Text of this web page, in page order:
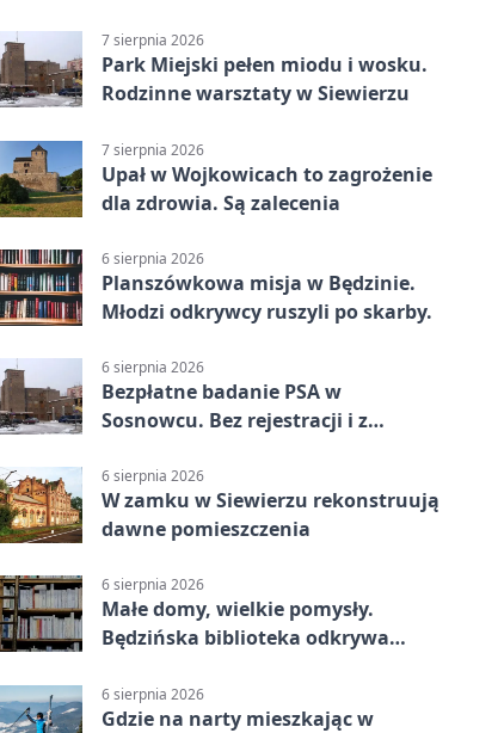
7 sierpnia 2026
Park Miejski pełen miodu i wosku.
Rodzinne warsztaty w Siewierzu
7 sierpnia 2026
Upał w Wojkowicach to zagrożenie
dla zdrowia. Są zalecenia
6 sierpnia 2026
Planszówkowa misja w Będzinie.
Młodzi odkrywcy ruszyli po skarby.
6 sierpnia 2026
Bezpłatne badanie PSA w
Sosnowcu. Bez rejestracji i z
6 sierpnia 2026
W zamku w Siewierzu rekonstruują
dawne pomieszczenia
6 sierpnia 2026
Małe domy, wielkie pomysły.
Będzińska biblioteka odkrywa
6 sierpnia 2026
Gdzie na narty mieszkając w